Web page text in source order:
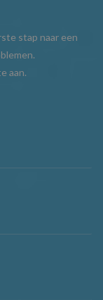
stap naar een
aan.